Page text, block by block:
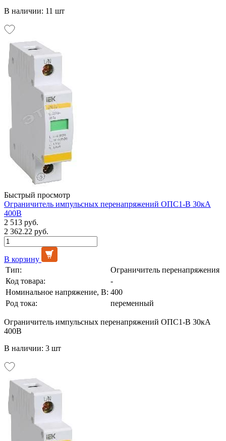
В наличии: 11 шт
Быстрый просмотр
Ограничитель импульсных перенапряжений ОПС1-В 30кА
400В
2 513 руб.
2 362.22 руб.
В корзину
Тип:
Ограничитель перенапряжения
Код товара:
-
Номинальное напряжение, В: 400
Род тока:
переменный
Ограничитель импульсных перенапряжений ОПС1-В 30кА
400В
В наличии: 3 шт